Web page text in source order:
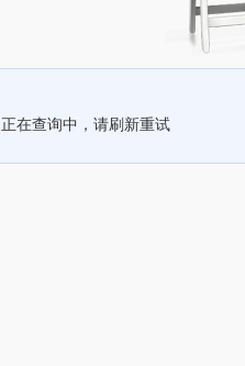
正在查询中，请刷新重试